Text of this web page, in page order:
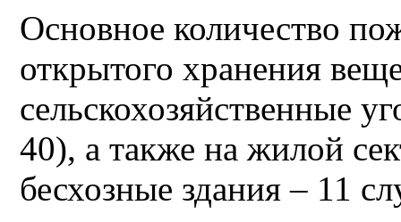
Основное количество
открытого хранения
сельскохозяйственные
40), а также на жилой
бесхозные здания – 11